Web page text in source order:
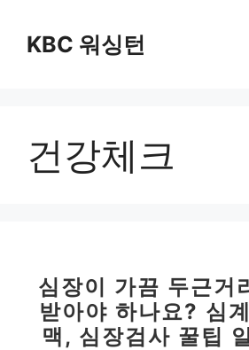
KBC 워싱턴
건강체크
심장이 가끔 두근거
받아야 하나요? 심
맥, 심장검사 꿀팁